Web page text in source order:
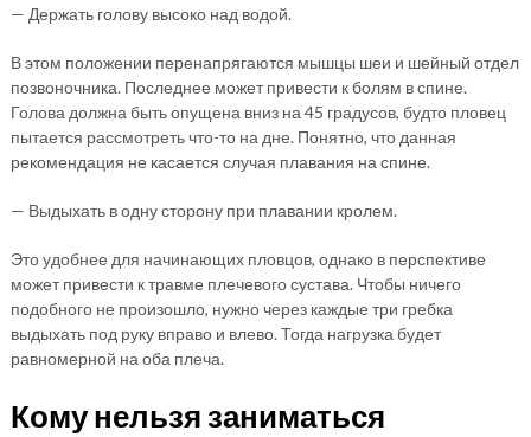
— Держать голову высоко над водой.
В этом положении перенапрягаются мышцы шеи и шейный отдел
позвоночника. Последнее может привести к болям в спине.
Голова должна быть опущена вниз на 45 градусов, будто пловец
пытается рассмотреть что-то на дне. Понятно, что данная
рекомендация не касается случая плавания на спине.
— Выдыхать в одну сторону при плавании кролем.
Это удобнее для начинающих пловцов, однако в перспективе
может привести к травме плечевого сустава. Чтобы ничего
подобного не произошло, нужно через каждые три гребка
выдыхать под руку вправо и влево. Тогда нагрузка будет
равномерной на оба плеча.
Кому нельзя заниматься